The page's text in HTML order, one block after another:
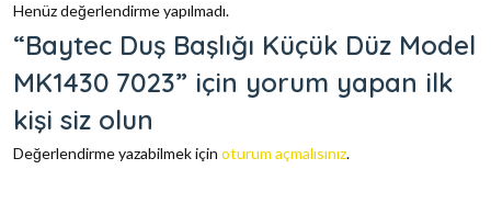
Henüz değerlendirme yapılmadı.
“Baytec Duş Başlığı Küçük Düz Model
MK1430 7023” için yorum yapan ilk
kişi siz olun
Değerlendirme yazabilmek için oturum açmalısınız.